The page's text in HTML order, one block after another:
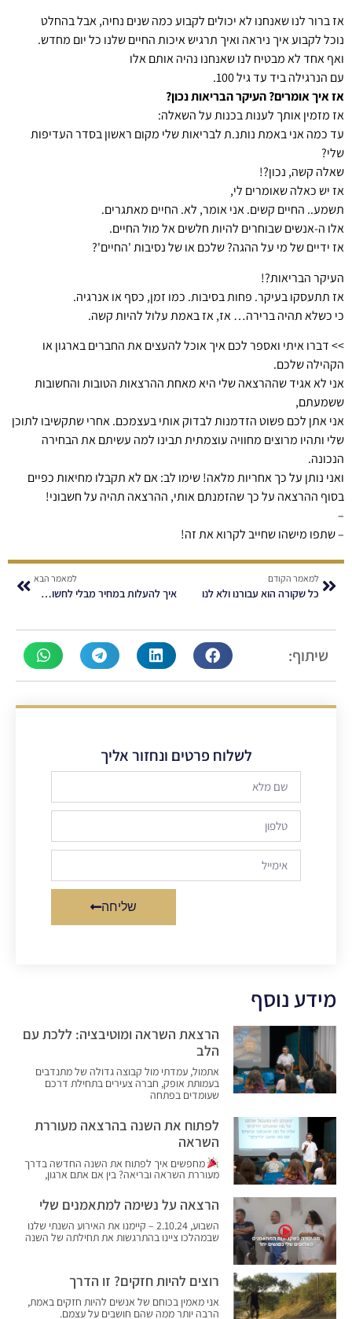
אז ברור לנו שאנחנו לא יכולים לקבוע כמה שנים נחיה, אבל בהחלט
נוכל לקבוע איך ניראה ואיך תרגיש איכות החיים שלנו כל יום מחדש.
ואף אחד לא מבטיח לנו שאנחנו נהיה אותם אלו
עם הנרגילה ביד עד גיל 100.
אז איך אומרים? העיקר הבריאות נכון?
אז מזמין אותך לענות בכנות על השאלה:
עד כמה אני באמת נותנ.ת לבריאות שלי מקום ראשון בסדר העדיפות
שלי?
שאלה קשה, נכון?!
אז יש כאלה שאומרים לי,
תשמע.. החיים קשים. אני אומר, לא. החיים מאתגרים.
אלו ה-אנשים שבוחרים להיות חלשים אל מול החיים.
אז ידיים של מי על ההגה? שלכם או של נסיבות 'החיים'?
העיקר הבריאות?!
אז תתעסקו בעיקר. פחות בסיבות. כמו זמן, כסף או אנרגיה.
כי כשלא תהיה ברירה… אז, אז באמת עלול להיות קשה.
>> דברו איתי ואספר לכם איך אוכל להעצים את החברים בארגון או
הקהילה שלכם.
אני לא אגיד שההרצאה שלי היא מאחת ההרצאות הטובות והחשובות
ששמעתם,
אני אתן לכם פשוט הזדמנות לבדוק אותי בעצמכם. אחרי שתקשיבו לתוכן
שלי ותהיו מרוצים מחוויה עוצמתית תבינו למה עשיתם את הבחירה
הנכונה.
ואני נותן על כך אחריות מלאה! שימו לב: אם לא תקבלו מחיאות כפיים
בסוף ההרצאה על כך שהזמנתם אותי, ההרצאה תהיה על חשבוני!
–
– שתפו מישהו שחייב לקרוא את זה!
למאמר הקודם
כל שקורה הוא עבורנו ולא לנו
למאמר הבא
איך להעלות במחיר מבלי לחשוש שיעזבו אתכם?
שיתוף:
לשלוח פרטים ונחזור אליך
שליחה
מידע נוסף
הרצאת השראה ומוטיבציה: ללכת עם
הלב
אתמול, עמדתי מול קבוצה גדולה של מתנדבים
בעמותת אופק, חברה צעירים בתחילת דרכם
שעומדים בפתחה
לפתוח את השנה בהרצאה מעוררת
השראה
מחפשים איך לפתוח את השנה החדשה בדרך
מעוררת השראה ובריאה? בין אם אתם ארגון,
הרצאה על נשימה למתאמנים שלי
השבוע, 2.10.24 – קיימנו את האירוע השנתי שלנו
שבמהלכו ציינו בהתרגשות את תחילתה של השנה
רוצים להיות חזקים? זו הדרך
אני מאמין בכוחם של אנשים להיות חזקים באמת,
הרבה יותר ממה שהם חושבים על עצמם.